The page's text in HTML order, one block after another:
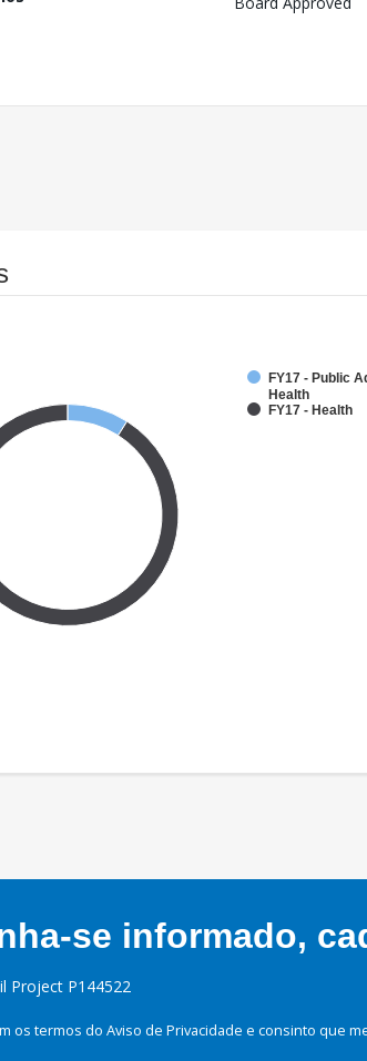
FY17 - Public
Health
FY17 - Health
se informado,
Project P144522
os termos do Aviso de Privacidade e consinto que